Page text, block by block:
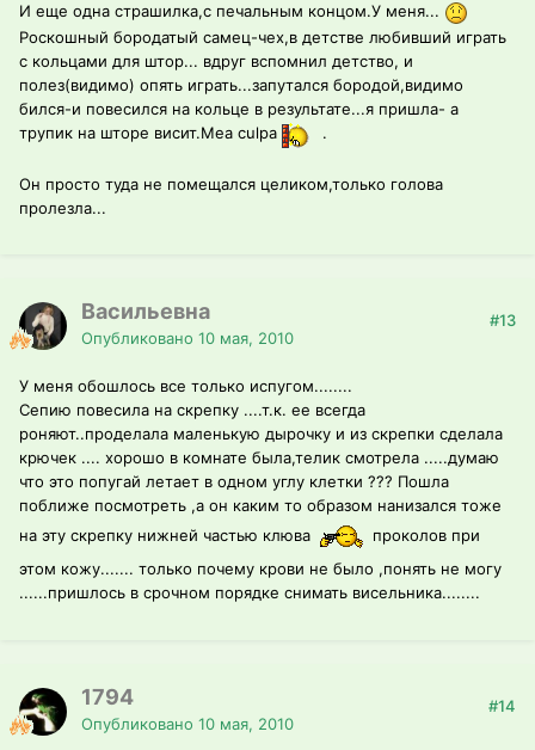
И еще одна страшилка,с печальным концом.У меня...
Роскошный бородатый самец-чех,в детстве любивший играть
с кольцами для штор... вдруг вспомнил детство, и
полез(видимо) опять играть...запутался бородой,видимо
бился-и повесился на кольце в результате...я пришла- а
трупик на шторе висит.Mea culpa
.
Он просто туда не помещался целиком,только голова
пролезла...
Васильевна
Опубликовано 10 мая, 2010
#13
У меня обошлось все только испугом........
Сепию повесила на скрепку ....т.к. ее всегда
роняют..проделала маленькую дырочку и из скрепки сделала
крючек .... хорошо в комнате была,телик смотрела .....думаю
что это попугай летает в одном углу клетки ??? Пошла
поближе посмотреть ,а он каким то образом нанизался тоже
на эту скрепку нижней частью клюва
проколов при
этом кожу....... только почему крови не было ,понять не могу
......пришлось в срочном порядке снимать висельника........
1794
Опубликовано 10 мая, 2010
#14